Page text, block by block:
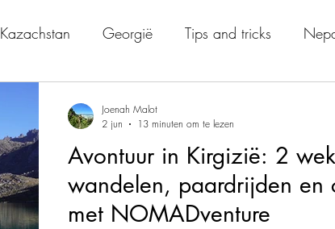
Kazachstan Georgië Tips and tricks
Avontuur in Kirgizië: 2
wandelen, paardrijden en
met NOMADventure
Joenah Malot
2 jun
13 minuten om te lezen